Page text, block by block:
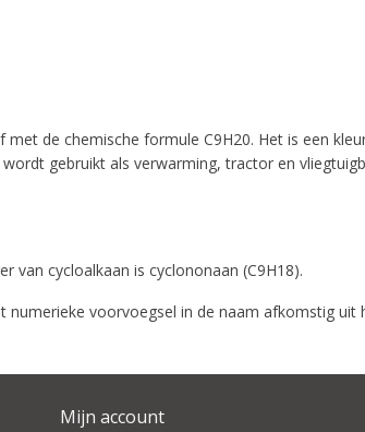
de chemische formule C9H20. Het is een
gebruikt als verwarming, tractor en
van cycloalkaan is cyclononaan (C9H18).
numerieke voorvoegsel in de naam afkomstig uit
Mijn account